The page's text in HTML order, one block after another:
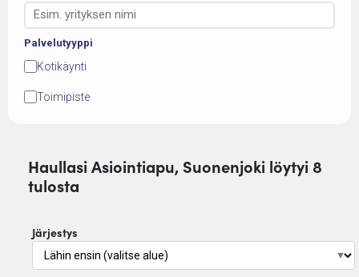
Palvelutyyppi
Kotikäynti
Toimipiste
Haullasi Asiointiapu, Suonenjoki löytyi 8
tulosta
Järjestys
▼